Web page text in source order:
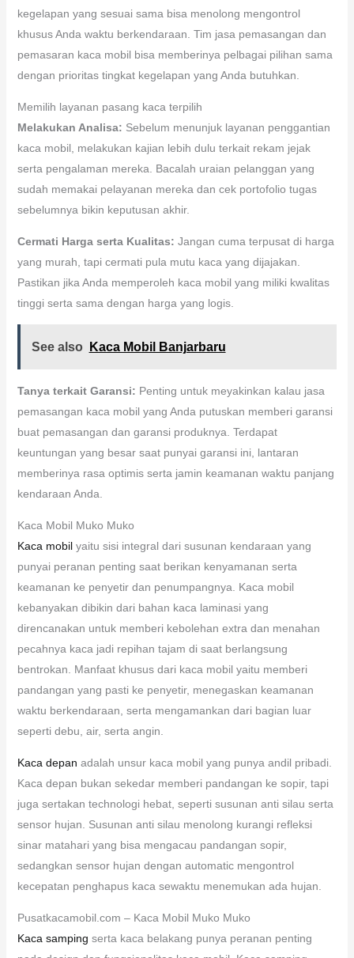
kegelapan yang sesuai sama bisa menolong mengontrol
khusus Anda waktu berkendaraan. Tim jasa pemasangan dan
pemasaran kaca mobil bisa memberinya pelbagai pilihan sama
dengan prioritas tingkat kegelapan yang Anda butuhkan.
Memilih layanan pasang kaca terpilih
Melakukan Analisa: Sebelum menunjuk layanan penggantian
kaca mobil, melakukan kajian lebih dulu terkait rekam jejak
serta pengalaman mereka. Bacalah uraian pelanggan yang
sudah memakai pelayanan mereka dan cek portofolio tugas
sebelumnya bikin keputusan akhir.
Cermati Harga serta Kualitas: Jangan cuma terpusat di harga
yang murah, tapi cermati pula mutu kaca yang dijajakan.
Pastikan jika Anda memperoleh kaca mobil yang miliki kwalitas
tinggi serta sama dengan harga yang logis.
See also Kaca Mobil Banjarbaru
Tanya terkait Garansi: Penting untuk meyakinkan kalau jasa
pemasangan kaca mobil yang Anda putuskan memberi garansi
buat pemasangan dan garansi produknya. Terdapat
keuntungan yang besar saat punyai garansi ini, lantaran
memberinya rasa optimis serta jamin keamanan waktu panjang
kendaraan Anda.
Kaca Mobil Muko Muko
Kaca mobilyaitu sisi integral dari susunan kendaraan yang
punyai peranan penting saat berikan kenyamanan serta
keamanan ke penyetir dan penumpangnya. Kaca mobil
kebanyakan dibikin dari bahan kaca laminasi yang
direncanakan untuk memberi kebolehan extra dan menahan
pecahnya kaca jadi repihan tajam di saat berlangsung
bentrokan. Manfaat khusus dari kaca mobil yaitu memberi
pandangan yang pasti ke penyetir, menegaskan keamanan
waktu berkendaraan, serta mengamankan dari bagian luar
seperti debu, air, serta angin.
Kaca depan adalah unsur kaca mobil yang punya andil pribadi.
Kaca depan bukan sekedar memberi pandangan ke sopir, tapi
juga sertakan technologi hebat, seperti susunan anti silau serta
sensor hujan. Susunan anti silau menolong kurangi refleksi
sinar matahari yang bisa mengacau pandangan sopir,
sedangkan sensor hujan dengan automatic mengontrol
kecepatan penghapus kaca sewaktu menemukan ada hujan.
Pusatkacamobil.com – Kaca Mobil Muko Muko
Kaca samping serta kaca belakang punya peranan penting